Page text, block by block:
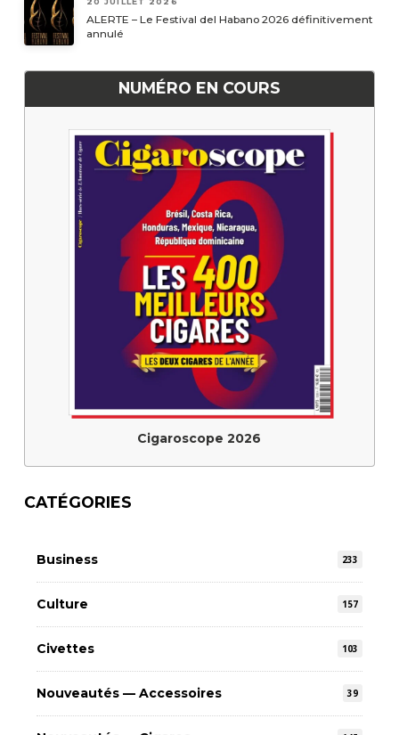
ALERTE – Le Festival del Habano 2026 définitivement
annulé
NUMÉRO EN COURS
Cigaroscope 2026
CATÉGORIES
Business 233
Culture 157
Civettes 103
Nouveautés — Accessoires 39